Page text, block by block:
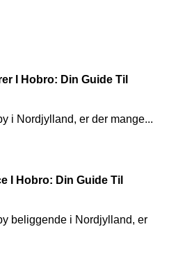
I Hobro: Din Guide Til
i Nordjylland, er der mange...
I Hobro: Din Guide Til
beliggende i Nordjylland, er